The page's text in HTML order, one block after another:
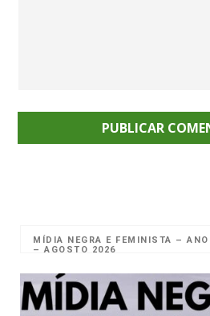
MÍDIA NEGRA E FEMINISTA –
– AGOSTO 2026